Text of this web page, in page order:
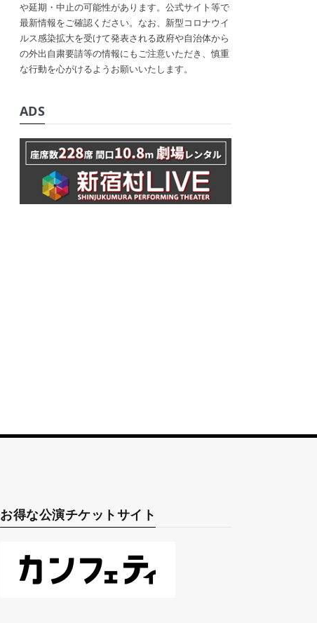
や延期・中止の可能性があります。公式サイト等で
最新情報をご確認ください。なお、新型コロナウイ
ルス感染拡大を受けて発表される政府や自治体から
の外出自粛要請等の情報にもご注意いただき、慎重
な行動を心がけるようお願いいたします。
ADS
お得な公演チケットサイト